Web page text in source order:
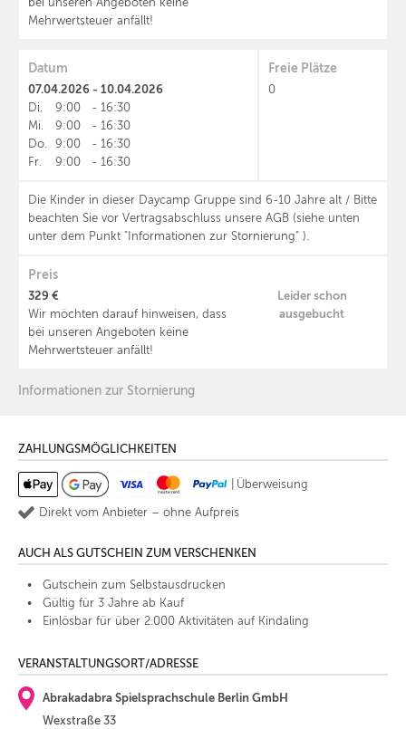
bei unseren Angeboten keine
Mehrwertsteuer anfällt!
Datum
07.04.2026 - 10.04.2026
Di. 9:00 - 16:30
Mi.
9:00 - 16:30
Do.
9:00 - 16:30
Fr.
9:00 - 16:30
Die Kinder in dieser Daycamp Gruppe sind 6-10 Jahre alt / Bitte
beachten Sie vor Vertragsabschluss unsere AGB (siehe unten
unter dem Punkt "Informationen zur Stornierung" ).
Freie Plätze
0
Preis
329 €
Wir möchten darauf hinweisen, dass
bei unseren Angeboten keine
Mehrwertsteuer anfällt!
Leider schon
ausgebucht
Informationen zur Stornierung
ZAHLUNGSMÖGLICHKEITEN
Überweisung
Direkt vom Anbieter – ohne Aufpreis
AUCH ALS GUTSCHEIN ZUM VERSCHENKEN
Gutschein zum Selbstausdrucken
Gültig für 3 Jahre ab Kauf
Einlösbar für über 2.000 Aktivitäten auf Kindaling
VERANSTALTUNGSORT/ADRESSE
Abrakadabra Spielsprachschule Berlin GmbH
Wex­stra­ße 33